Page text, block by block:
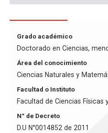
Grado académico
Doctorado en Ciencias,
Área del conocimiento
Ciencias Naturales y
Facultad o Instituto
Facultad de Ciencias Físicas
N° de Decreto
D.U N°0014852 de 2011